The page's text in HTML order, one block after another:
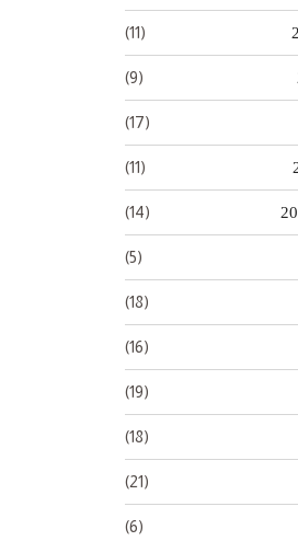
(11)
(9)
(17)
(11)
(14)
(5)
(18)
(16)
(19)
(18)
(21)
(6)